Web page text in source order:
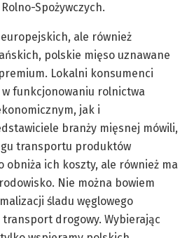
Spożywczych.
ale również
polskie mięso uznawane
Lokalni konsumenci
funkcjonowaniu rolnictwa
jak i
branży mięsnej mówili,
transportu produktów
obniża ich koszty, ale również ma
Nie można bowiem
śladu węglowego
drogowy. Wybierając